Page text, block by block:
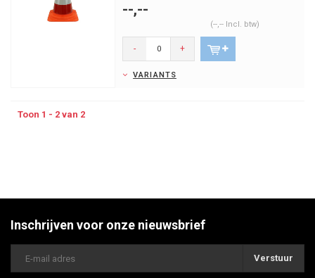
--,--
(--,-- Incl. btw)
- +
VARIANTS
Toon 1 - 2 van 2
Inschrijven voor onze nieuwsbrief
Verstuur